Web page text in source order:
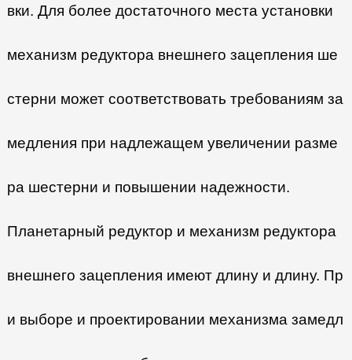
вки. Для более достаточного места установки
механизм редуктора внешнего зацепления ше
стерни может соответствовать требованиям за
медления при надлежащем увеличении разме
ра шестерни и повышении надежности.
Планетарный редуктор и механизм редуктора
внешнего зацепления имеют длину и длину. Пр
и выборе и проектировании механизма замедл